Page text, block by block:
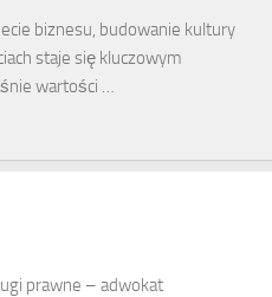
biznesu, budowanie kultury
staje się kluczowym
wartości …
prawne – adwokat